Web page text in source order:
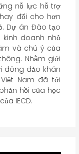
nỗ lực hỗ trợ
đổi cho hơn
Dự án Đào tạo
doanh nhỏ
và chú ý của
Nhằm giới
đông đảo khán
Nam đã tới
hồi của học
IECD.